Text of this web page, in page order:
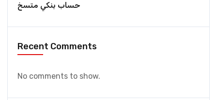
حساب بنكي متسخ
Recent Comments
No comments to show.